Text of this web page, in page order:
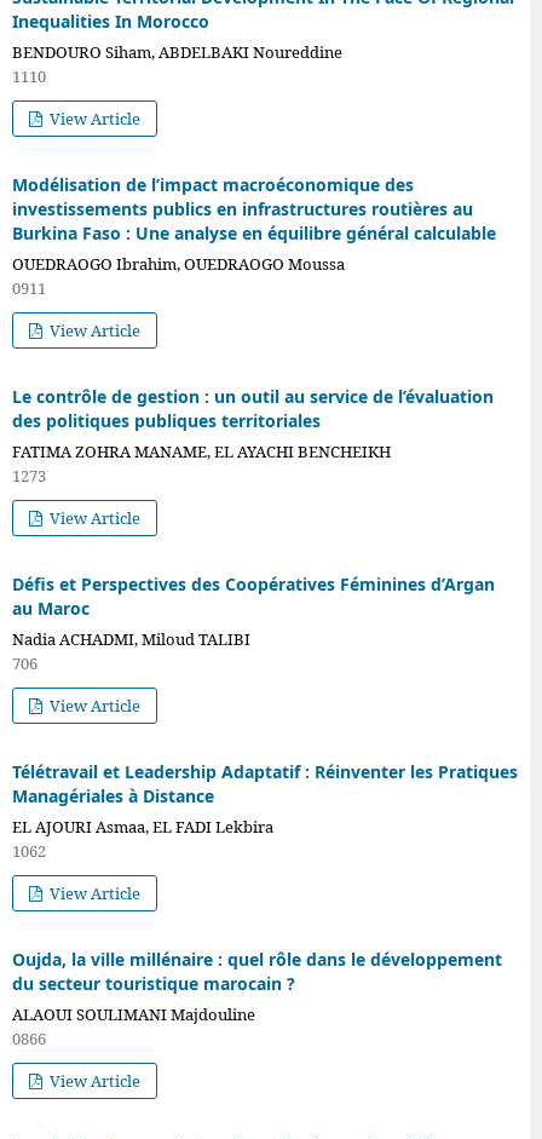
Inequalities In Morocco
BENDOURO Siham, ABDELBAKI Noureddine
1110
View Article
Modélisation de l’impact macroéconomique des
investissements publics en infrastructures routières au
Burkina Faso : Une analyse en équilibre général calculable
OUEDRAOGO Ibrahim, OUEDRAOGO Moussa
0911
View Article
Le contrôle de gestion : un outil au service de l’évaluation
des politiques publiques territoriales
FATIMA ZOHRA MANAME, EL AYACHI BENCHEIKH
1273
View Article
Défis et Perspectives des Coopératives Féminines d’Argan
au Maroc
Nadia ACHADMI, Miloud TALIBI
706
View Article
Télétravail et Leadership Adaptatif : Réinventer les Pratiques
Managériales à Distance
EL AJOURI Asmaa, EL FADI Lekbira
1062
View Article
Oujda, la ville millénaire : quel rôle dans le développement
du secteur touristique marocain ?
ALAOUI SOULIMANI Majdouline
0866
View Article